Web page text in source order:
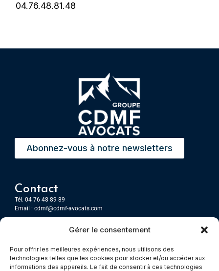
Gérer le consentement
Pour offrir les meilleures expériences, nous utilisons des
technologies telles que les cookies pour stocker et/ou accéder aux
informations des appareils. Le fait de consentir à ces technologies
04.76.48.81.48
Abonnez-vous à notre newsletters
Contact
Tél. 04 76 48 89 89
Email : cdmf@cdmf-avocats.com
7 Place Firmin Gautier
CS 80476
38016 GRENOBLE, Cedex 1